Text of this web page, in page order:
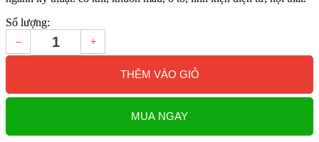
Số lượng:
– +
THÊM VÀO GIỎ
MUA NGAY